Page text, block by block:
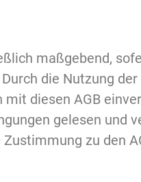
maßgebend,
die Nutzung der
diesen AGB
gelesen und
zu den